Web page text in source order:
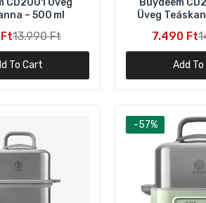
Ételpároló 5 L – Multifunkciós Zöld
1,7 l – Ezüst
CD2001 Üveg
– 500 ml
13.990 Ft
To Cart
Buydeem
Üveg
7.490 Ft
Add
-57%